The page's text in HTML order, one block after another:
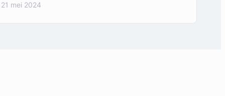
21 mei 2024